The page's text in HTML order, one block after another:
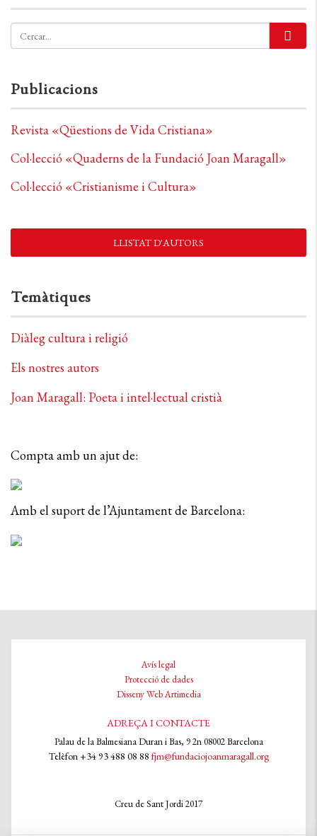
Publicacions
Revista «Qüestions de Vida Cristiana»
Col·lecció «Quaderns de la Fundació Joan Maragall»
Col·lecció «Cristianisme i Cultura»
LLISTAT D'AUTORS
Temàtiques
Diàleg cultura i religió
Els nostres autors
Joan Maragall: Poeta i intel·lectual cristià
Compta amb un ajut de:
Amb el suport de l’Ajuntament de Barcelona:
Avís legal
Protecció de dades
Disseny Web Artimedia
ADREÇA I CONTACTE
Palau de la Balmesiana Duran i Bas, 9 2n 08002 Barcelona
Telèfon +34 93 488 08 88 fjm@fundaciojoanmaragall.org
Creu de Sant Jordi 2017